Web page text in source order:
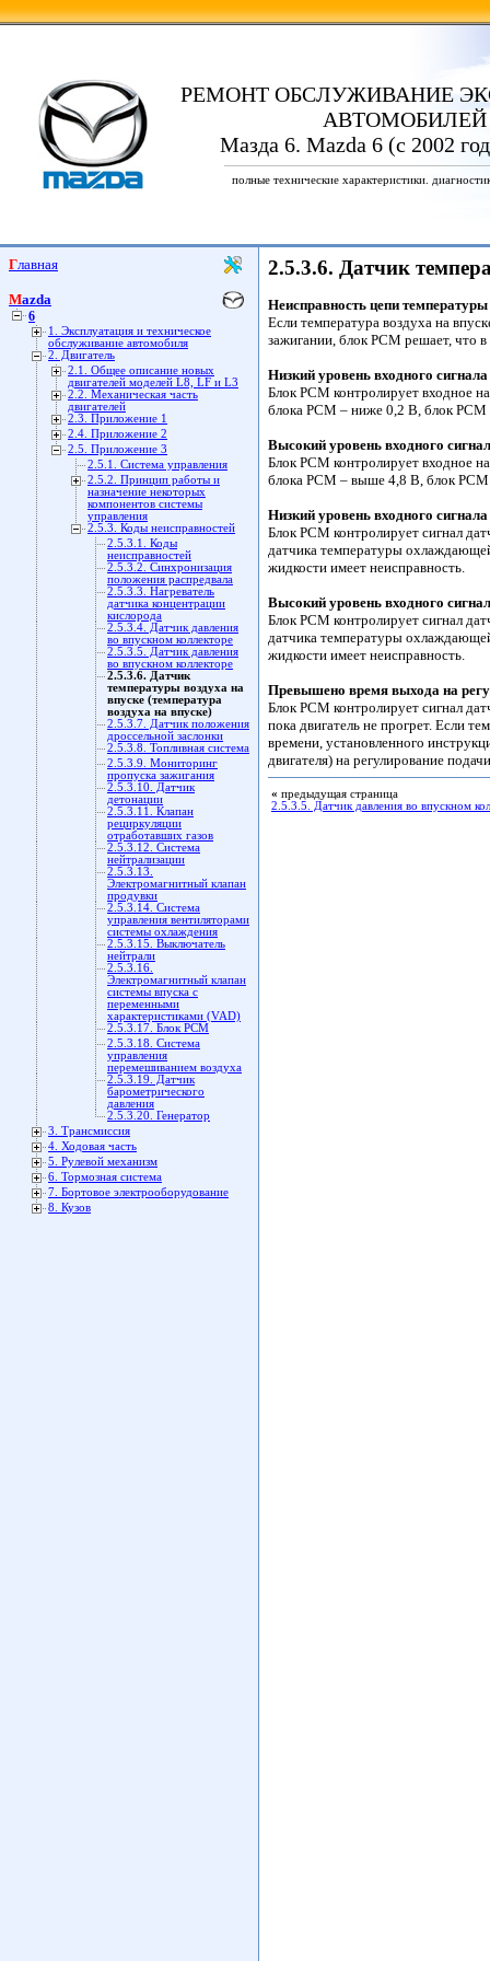
РЕМОНТ ОБСЛУЖИВАНИЕ
АВТОМОБИЛЕЙ
Мазда 6. Mazda 6 (с 2002
полные технические характеристики.
Главная
Mazda
6
1. Эксплуатация и техническое
обслуживание автомобиля
2. Двигатель
2.1. Общее описание новых
двигателей моделей L8, LF и L3
2.2. Механическая часть
двигателей
2.3. Приложение 1
2.4. Приложение 2
2.5. Приложение 3
2.5.1. Система управления
2.5.2. Принцип работы и
назначение некоторых
компонентов системы
управления
2.5.3. Коды неисправностей
2.5.3.1. Коды
неисправностей
2.5.3.2. Синхронизация
положения распредвала
2.5.3.3. Нагреватель
датчика концентрации
кислорода
2.5.3.4. Датчик давления
во впускном коллекторе
2.5.3.5. Датчик давления
во впускном коллекторе
2.5.3.6. Датчик
температуры воздуха на
впуске (температура
воздуха на впуске)
2.5.3.7. Датчик положения
дроссельной заслонки
2.5.3.8. Топливная система
2.5.3.9. Мониторинг
пропуска зажигания
2.5.3.10. Датчик
детонации
2.5.3.11. Клапан
рециркуляции
отработавших газов
2.5.3.12. Система
нейтрализации
2.5.3.13.
Электромагнитный клапан
продувки
2.5.3.14. Система
управления вентиляторами
системы охлаждения
2.5.3.15. Выключатель
нейтрали
2.5.3.16.
Электромагнитный клапан
системы впуска с
переменными
характеристиками (VAD)
2.5.3.17. Блок PCM
2.5.3.18. Система
управления
перемешиванием воздуха
2.5.3.19. Датчик
барометрического
давления
2.5.3.20. Генератор
3. Трансмиссия
4. Ходовая часть
5. Рулевой механизм
6. Тормозная система
7. Бортовое электрооборудование
8. Кузов
2.5.3.6. Датчик
Неисправность цепи
Если температура воздуха на
зажигании, блок PCM решает, что
Низкий уровень входного
Блок PCM контролирует входное
блока PCM – ниже 0,2 В, блок PCM
Высокий уровень входного
Блок PCM контролирует входное
блока PCM – выше 4,8 В, блок PCM
Низкий уровень входного
Блок PCM контролирует сигнал
датчика температуры
жидкости имеет неисправность.
Высокий уровень входного
Блок PCM контролирует сигнал
датчика температуры
жидкости имеет неисправность.
Превышено время выхода на
Блок PCM контролирует сигнал
пока двигатель не прогрет. Если
времени, установленного
двигателя) на регулирование
« предыдущая страница
2.5.3.5. Датчик давления во впускном